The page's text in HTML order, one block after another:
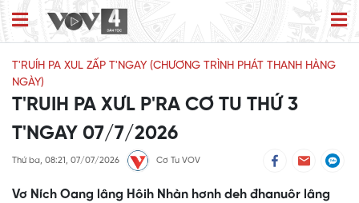
T'RUÍH PA XUL ZẤP T'NGAY (CHƯƠNG TRÌNH PHÁT THANH HÀNG
NGÀY)
T'RUIH PA XƯL P'RA CƠ TU THỨ 3
T'NGAY 07/7/2026
Thứ ba, 08:21, 07/07/2026 Cơ Tu VOV
Vơ Ních Oang lâng Hôih Nhàn hơnh deh đhanuôr lâng